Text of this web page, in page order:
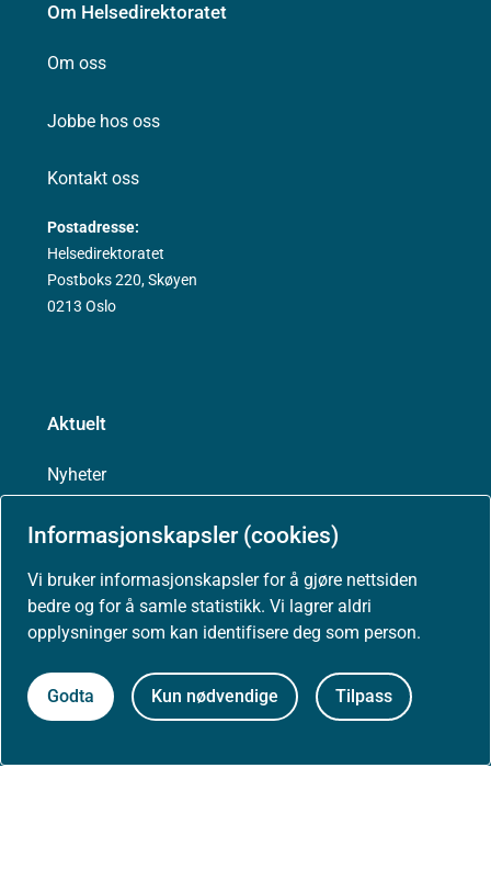
Informasjonskapsler (cookies)
Vi bruker informasjonskapsler for å gjøre nettsiden
bedre og for å samle statistikk. Vi lagrer aldri
opplysninger som kan identifisere deg som person.
Godta Kun nødvendige Tilpass
Om Helsedirektoratet
Om oss
Jobbe hos oss
Kontakt oss
Postadresse:
Helsedirektoratet
Postboks 220, Skøyen
0213 Oslo
Aktuelt
Nyheter
Arrangementer
Høringer
Presse
Om nettstedet